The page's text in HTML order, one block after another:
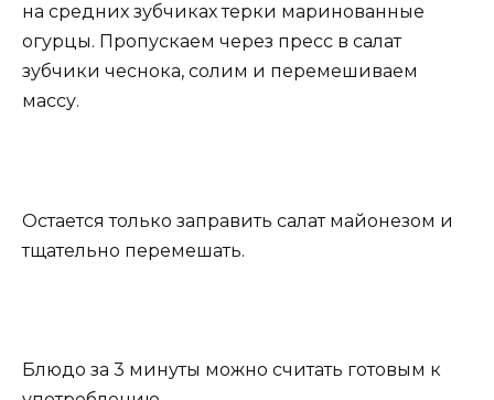
на средних зубчиках терки маринованные
огурцы. Пропускаем через пресс в салат
зубчики чеснока, солим и перемешиваем
массу.
Остается только заправить салат майонезом и
тщательно перемешать.
Блюдо за 3 минуты можно считать готовым к